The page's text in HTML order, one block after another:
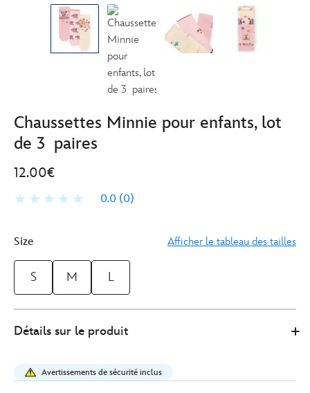
Chaussettes Minnie pour enfants, lot
de 3 paires
12.00€
0.0 (0)
Size Afficher le tableau des tailles
S M L
Store
12.00
minnie-
pour-
Détails sur le produit
Avertissements de sécurité inclus